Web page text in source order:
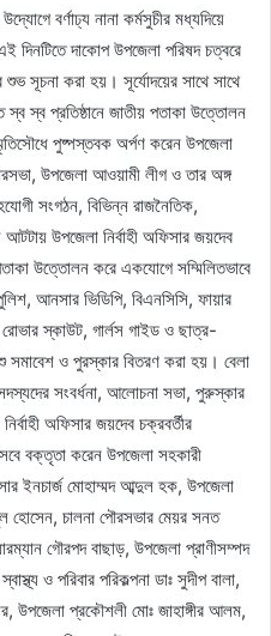
বর্ণাঢ্য নানা কর্মসুচীর মধ্যদিয়ে
দিনটিতে দাকোপ উপজেলা পরিষদ চত্বরে
সূচনা করা হয়। সূর্যোদয়ের সাথে সাথে
স্ব প্রতিষ্ঠানে জাতীয় পতাকা উত্তোলন
পুষ্পস্তবক অর্পণ করেন উপজেলা
উপজেলা আওয়ামী লীগ ও তার অঙ্গ
সংগঠন, বিভিন্ন রাজনৈতিক,
উপজেলা নির্বাহী অফিসার জয়দেব
উত্তোলন করে একযোগে সম্মিলিতভাবে
আনসার ভিডিপি, বিএনসিসি, ফায়ার
রোভার স্কাউট, গার্লস গাইড ও ছাত্র-
সমাবেশ ও পুরস্কার বিতরণ করা হয়। বেলা
সংবর্ধনা, আলোচনা সভা, পুরুস্কার
অফিসার জয়দেব চক্রবর্তীর
বক্তৃতা করেন উপজেলা সহকারী
ইনচার্জ মোহাম্মদ আব্দুল হক, উপজেলা
চালনা পৌরসভার মেয়র সনত
গৌরপদ বাছাড়, উপজেলা প্রাণীসম্পদ
ও পরিবার পরিকল্পনা ডাঃ সুদীপ বালা,
উপজেলা প্রকৌশলী মোঃ জাহাঙ্গীর আলম,